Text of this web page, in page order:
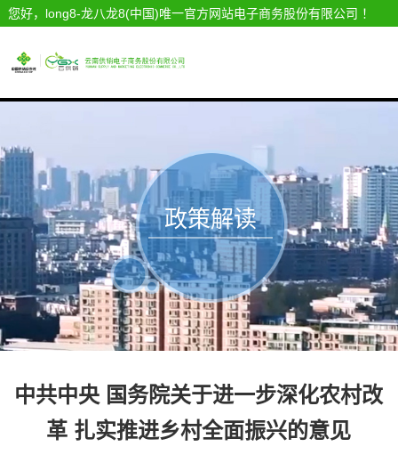
您好，long8-龙八龙8(中国)唯一官方网站电子商务股份有限公司 ！
政策解读
中共中央 国务院关于进一步深化农村改
革 扎实推进乡村全面振兴的意见